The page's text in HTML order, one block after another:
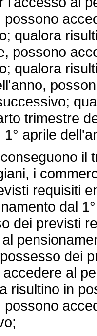
qualora
possono
qualora
trimestre
aprile
il
i
requisiti
dal
dei previsti
dei
al
risultino in